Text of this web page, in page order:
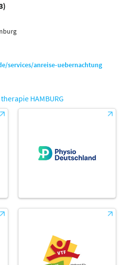
services/anreise-uebernachtung
HAMBURG